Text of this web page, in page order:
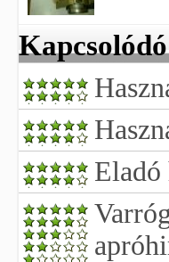
Eladó